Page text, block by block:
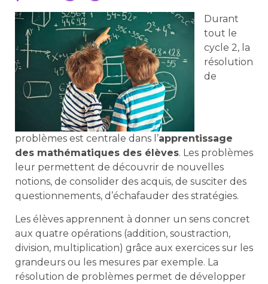
Durant
tout le
cycle 2, la
résolution
de
problèmes est centrale dans l’apprentissage
des mathématiques des élèves. Les problèmes
leur permettent de découvrir de nouvelles
notions, de consolider des acquis, de susciter des
questionnements, d’échafauder des stratégies.
Les élèves apprennent à donner un sens concret
aux quatre opérations (addition, soustraction,
division, multiplication) grâce aux exercices sur les
grandeurs ou les mesures par exemple. La
résolution de problèmes permet de développer